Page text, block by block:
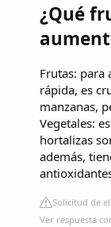
¿Qué
Frutas: para
rápida, es
manzanas,
Vegetales:
hortalizas
además,
Solicitud de
Ver respuesta